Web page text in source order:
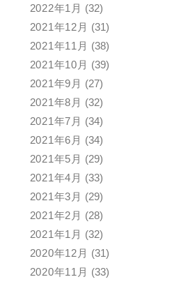
2022年1月 (32)
2021年12月 (31)
2021年11月 (38)
2021年10月 (39)
2021年9月 (27)
2021年8月 (32)
2021年7月 (34)
2021年6月 (34)
2021年5月 (29)
2021年4月 (33)
2021年3月 (29)
2021年2月 (28)
2021年1月 (32)
2020年12月 (31)
2020年11月 (33)